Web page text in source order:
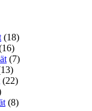
(18)
(7)
(22)
(8)